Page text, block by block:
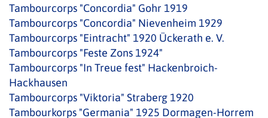
Tambourcorps "Concordia" Gohr 1919
Tambourcorps "Concordia" Nievenheim 1929
Tambourcorps "Eintracht" 1920 Ückerath e. V.
Tambourcorps "Feste Zons 1924"
Tambourcorps "In Treue fest" Hackenbroich-
Hackhausen
Tambourcorps "Viktoria" Straberg 1920
Tambourkorps "Germania" 1925 Dormagen-Horrem